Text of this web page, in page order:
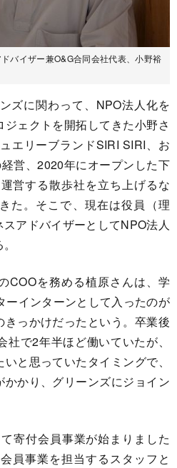
バイザー兼O&G合同会社代表、小野裕
ズに関わって、NPO法人化を
ェクトを開拓してきた小野さ
エリーブランドSIRI SIRI、お
営、2020年にオープンした下
営する散歩社を立ち上げるな
た。そこで、現在は役員（理
アドバイザーとしてNPO法人
COOを務める植原さんは、学
インターンとして入ったのが
っかけだったという。卒業後
で2年半ほど働いていたが、
と思っていたタイミングで、
かり、グリーンズにジョイン
寄付会員事業が始まりました
員事業を担当するスタッフと